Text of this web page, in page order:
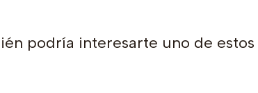
podría interesarte uno de estos